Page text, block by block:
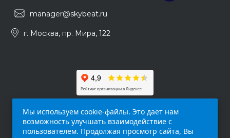
manager@skybeat.ru
г. Москва, пр. Мира, 122
Мы используем cookie-файлы. Это даёт нам
возможность улучшать взаимодействие с
пользователем. Продолжая просмотр сайта, Вы